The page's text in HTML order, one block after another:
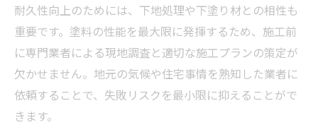
外壁塗装と補助金活用で実現する賢い節約
術
外壁塗装の費用負担を減らすための補助制
耐久性向上のためには、下地処理や下塗り材との相性も
重要です。塗料の性能を最大限に発揮するため、施工前
に専門業者による現地調査と適切な施工プランの策定が
欠かせません。地元の気候や住宅事情を熟知した業者に
依頼することで、失敗リスクを最小限に抑えることがで
きます。